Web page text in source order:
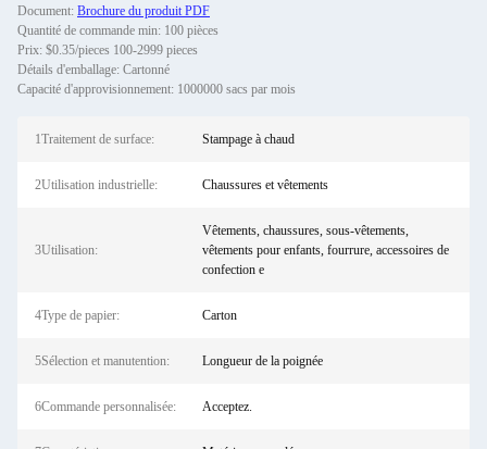
Document: Brochure du produit PDF
Quantité de commande min: 100 pièces
Prix: $0.35/pieces 100-2999 pieces
Détails d'emballage: Cartonné
Capacité d'approvisionnement: 1000000 sacs par mois
1Traitement de surface: Stampage à chaud
2Utilisation industrielle: Chaussures et vêtements
3Utilisation:
Vêtements, chaussures, sous-vêtements,
vêtements pour enfants, fourrure, accessoires de
confection e
4Type de papier: Carton
5Sélection et manutention: Longueur de la poignée
6Commande personnalisée: Acceptez.